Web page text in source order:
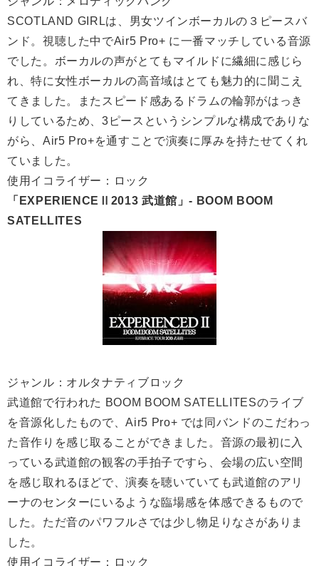
SCOTLAND GIRLは、男女ツインボーカルの３ピースバ
ンド。視聴した中でAir5 Pro+ に一番マッチしている音源
でした。ボーカルの声がとてもマイルドに繊細に感じら
れ、特に女性ボーカルの高音域はとても魅力的に聞こえ
てきました。またスピード感あるドラムの輪郭がはっき
りしているため、3ピースというシンプルな構成でありな
がら、Air5 Pro+を通すことで演奏に厚みを持たせてくれ
ていました。
使用イコライザー：ロック
「EXPERIENCEⅡ2013 武道館」- BOOM BOOM
SATELLITES
ジャンル：オルタナティブロック
武道館で行われた BOOM BOOM SATELLITESのライブ
を音源化したもので、Air5 Pro+ では同バンドのこだわっ
た音作りを感じ取ることができました。音源の最初に入
っている武道館の観客の手拍子ですら、会場の広い空間
を感じ取れるほどで、演奏を聴いていても武道館のアリ
ーナのセンターにいるような臨場感を体感できるもので
した。ただ音のパワフルさでは少し物足りなさがありま
した。
使用イコライザー：ロック